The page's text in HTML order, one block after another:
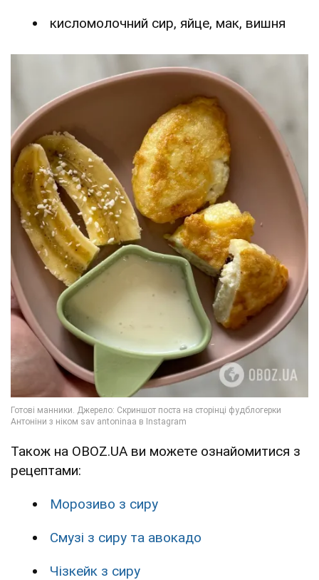
кисломолочний сир, яйце, мак, вишня
Також на OBOZ.UA ви можете ознайомитися з
рецептами:
Морозиво з сиру
Смузі з сиру та авокадо
Чізкейк з сиру